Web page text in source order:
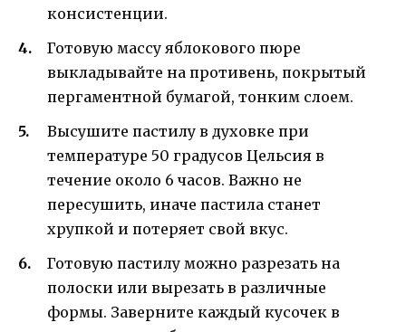
консистенции.
Готовую массу яблокового пюре
выкладывайте на противень, покрытый
пергаментной бумагой, тонким слоем.
Высушите пастилу в духовке при
температуре 50 градусов Цельсия в
течение около 6 часов. Важно не
пересушить, иначе пастила станет
хрупкой и потеряет свой вкус.
Готовую пастилу можно разрезать на
полоски или вырезать в различные
формы. Заверните каждый кусочек в